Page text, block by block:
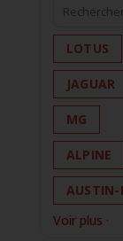
LOTUS
JAGUAR
MG
ALPINE
AUSTIN-
Voir plus ·